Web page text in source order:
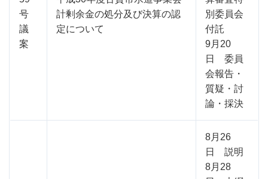
号
議
案
計剰余金の処分及び決算の認
定について
別委員会
付託
9月20
日 委員
会報告・
質疑・討
論・採決
8月26
日 説明
8月28